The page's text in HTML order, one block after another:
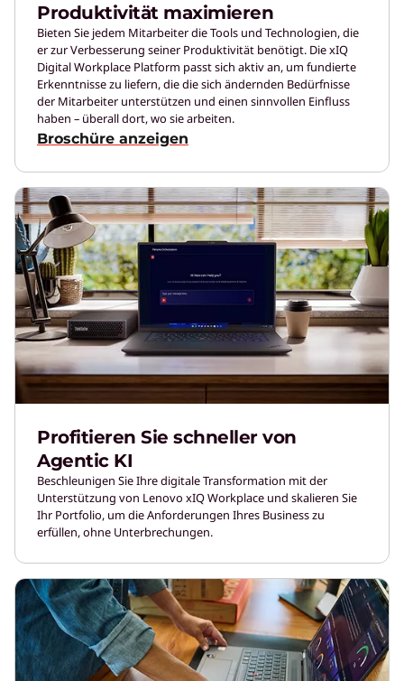
Produktivität maximieren
Bieten Sie jedem Mitarbeiter die Tools und Technologien, die
er zur Verbesserung seiner Produktivität benötigt. Die xIQ
Digital Workplace Platform passt sich aktiv an, um fundierte
Erkenntnisse zu liefern, die die sich ändernden Bedürfnisse
der Mitarbeiter unterstützen und einen sinnvollen Einfluss
haben – überall dort, wo sie arbeiten.
Broschüre anzeigen
Profitieren Sie schneller von
Agentic KI
Beschleunigen Sie Ihre digitale Transformation mit der
Unterstützung von Lenovo xIQ Workplace und skalieren Sie
Ihr Portfolio, um die Anforderungen Ihres Business zu
erfüllen, ohne Unterbrechungen.